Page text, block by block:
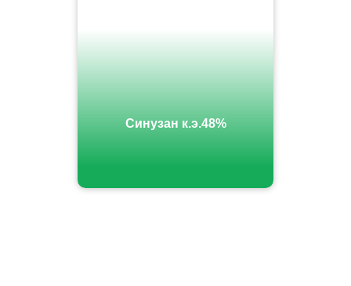
Синузан к.э.48%